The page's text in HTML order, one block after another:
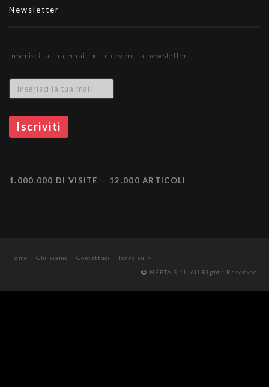
Newsletter
Inserisci la tua email per ricevere la newsletter
1.000.000 DI VISITE 12.000 ARTICOLI
Home Chi siamo Contattaci
Torna su
NEPTA S.r.l. All Rights Reserved.